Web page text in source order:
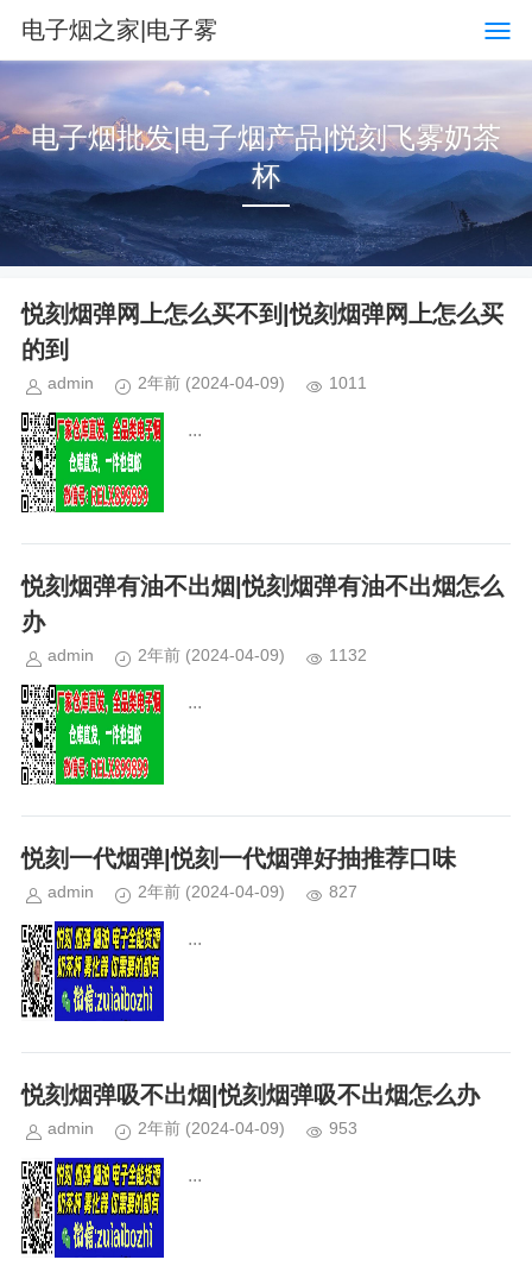
电子烟之家|电子雾
化器品牌购物排行榜网
站 电子烟批发|电子烟产品|悦刻飞雾奶茶
杯
悦刻烟弹网上怎么买不到|悦刻烟弹网上怎么买
的到
admin 2年前 (2024-04-09) 1011
...
悦刻烟弹有油不出烟|悦刻烟弹有油不出烟怎么
办
admin 2年前 (2024-04-09) 1132
...
悦刻一代烟弹|悦刻一代烟弹好抽推荐口味
admin 2年前 (2024-04-09) 827
...
悦刻烟弹吸不出烟|悦刻烟弹吸不出烟怎么办
admin 2年前 (2024-04-09) 953
...